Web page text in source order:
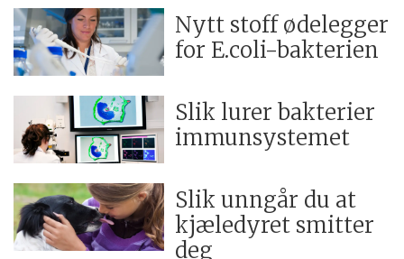
Nytt stoff ødelegger
for E.coli-bakterien
Slik lurer bakterier
immunsystemet
Slik unngår du at
kjæledyret smitter
deg